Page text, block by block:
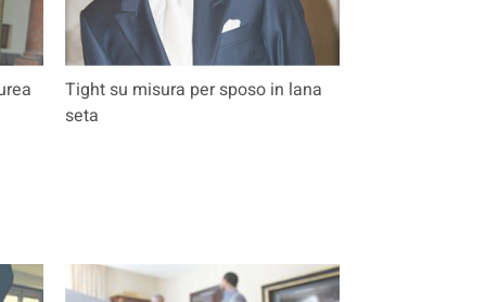
Tight su misura per sposo in lana
seta